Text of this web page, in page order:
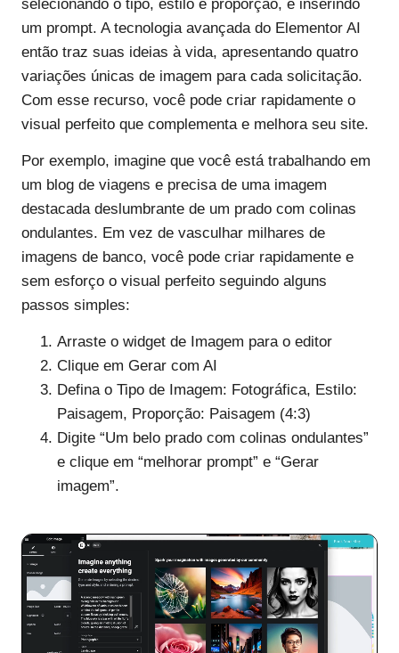
selecionando o tipo, estilo e proporção, e inserindo
um prompt. A tecnologia avançada do Elementor AI
então traz suas ideias à vida, apresentando quatro
variações únicas de imagem para cada solicitação.
Com esse recurso, você pode criar rapidamente o
visual perfeito que complementa e melhora seu site.
Por exemplo, imagine que você está trabalhando em
um blog de viagens e precisa de uma imagem
destacada deslumbrante de um prado com colinas
ondulantes. Em vez de vasculhar milhares de
imagens de banco, você pode criar rapidamente e
sem esforço o visual perfeito seguindo alguns
passos simples:
Arraste o widget de Imagem para o editor
Clique em Gerar com AI
Defina o Tipo de Imagem: Fotográfica, Estilo:
Paisagem, Proporção: Paisagem (4:3)
Digite “Um belo prado com colinas ondulantes”
e clique em “melhorar prompt” e “Gerar
imagem”.